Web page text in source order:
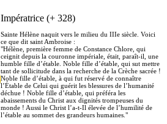
Impératrice (+ 328)
Sainte Hélène naquit vers le milieu du IIIe siècle. Voici
ce que dit saint Ambroise :
"Hélène, première femme de Constance Chlore, qui
ceignit depuis la couronne impériale, était, paraît-il, une
humble fille d’étable. Noble fille d’étable, qui sut mettre
tant de sollicitude dans la recherche de la Crèche sacrée !
Noble fille d’étable, à qui fut réservé de connaître
l’Étable de Celui qui guérit les blessures de l’humanité
déchue ! Noble fille d’étable, qui préféra les
abaissements du Christ aux dignités trompeuses du
monde ! Aussi le Christ l’a-t-Il élevée de l’humilité de
l’étable au sommet des grandeurs humaines."